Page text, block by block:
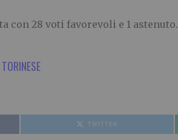
con 28 voti favorevoli e 1 astenuto.
TWITTER